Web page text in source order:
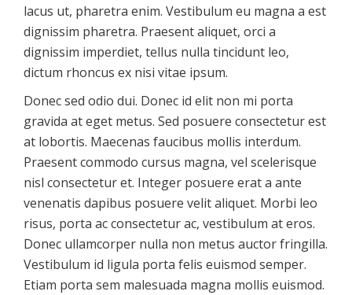
lacus ut, pharetra enim. Vestibulum eu magna a est
dignissim pharetra. Praesent aliquet, orci a
dignissim imperdiet, tellus nulla tincidunt leo,
dictum rhoncus ex nisi vitae ipsum.
Donec sed odio dui. Donec id elit non mi porta
gravida at eget metus. Sed posuere consectetur est
at lobortis. Maecenas faucibus mollis interdum.
Praesent commodo cursus magna, vel scelerisque
nisl consectetur et. Integer posuere erat a ante
venenatis dapibus posuere velit aliquet. Morbi leo
risus, porta ac consectetur ac, vestibulum at eros.
Donec ullamcorper nulla non metus auctor fringilla.
Vestibulum id ligula porta felis euismod semper.
Etiam porta sem malesuada magna mollis euismod.